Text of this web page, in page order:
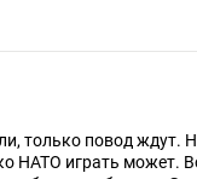
только повод ждут.
НАТО играть может.